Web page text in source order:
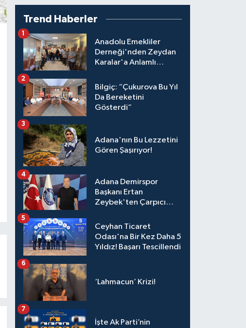
Trend Haberler
Anadolu Emekliler
Derneği'nden Zeydan
Karalar'a Anlamlı
1
Bilgiç: “Çukurova Bu Yıl
Da Bereketini
Gösterdi”
2
Adana'nın Bu Lezzetini
Gören Şaşırıyor!
3
Adana Demirspor
Başkanı Ertan
Zeybek'ten Çarpıcı
Toparlanmak 10 Yıl
Sürer"
4
Ceyhan Ticaret
Odası'na Bir Kez Daha 5
Yıldız! Başarı Tescillendi
5
‘Lahmacun’ Krizi!
6
İşte Ak Parti’nin
7